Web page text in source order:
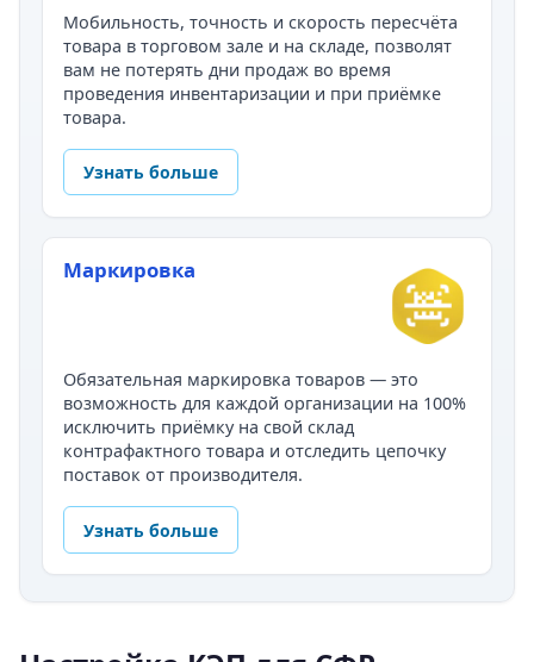
Мобильность, точность и скорость пересчёта
товара в торговом зале и на складе, позволят
вам не потерять дни продаж во время
проведения инвентаризации и при приёмке
товара.
Узнать больше
Маркировка
Обязательная маркировка товаров — это
возможность для каждой организации на 100%
исключить приёмку на свой склад
контрафактного товара и отследить цепочку
поставок от производителя.
Узнать больше